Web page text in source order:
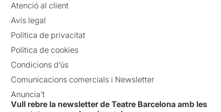
Atenció al client
Avís legal
Política de privacitat
Política de cookies
Condicions d’ús
Comunicacions comercials i Newsletter
Anuncia’t
Vull rebre la newsletter de Teatre Barcelona amb les